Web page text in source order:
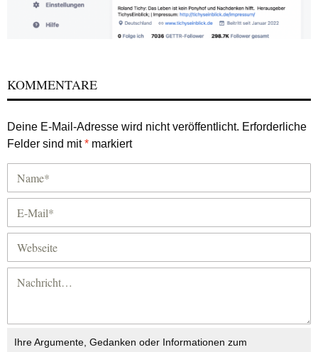
KOMMENTARE
Deine E-Mail-Adresse wird nicht veröffentlicht. Erforderliche
Felder sind mit* markiert
Ihre Argumente, Gedanken oder Informationen zum